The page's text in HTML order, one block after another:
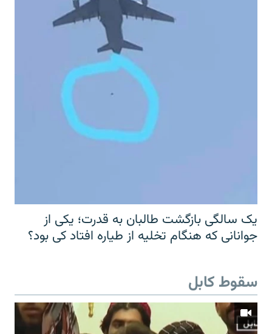
یک سالگی بازگشت طالبان به قدرت؛ یکی از
جوانانی که هنگام تخلیه از طیاره افتاد کی بود؟
سقوط کابل